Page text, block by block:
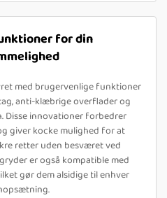
for din
med brugervenlige funktioner
anti-klæbrige overflader og
Disse innovationer forbedrer
giver kocke mulighed for at
retter uden besværet ved
er også kompatible med
gør dem alsidige til enhver